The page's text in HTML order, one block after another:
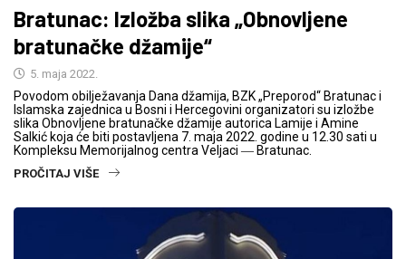
Bratunac: Izložba slika „Obnovljene
bratunačke džamije“
5. maja 2022.
Povodom obilježavanja Dana džamija, BZK „Preporod“ Bratunac i
Islamska zajednica u Bosni i Hercegovini organizatori su izložbe
slika Obnovljene bratunačke džamije autorica Lamije i Amine
Salkić koja će biti postavljena 7. maja 2022. godine u 12.30 sati u
Kompleksu Memorijalnog centra Veljaci ― Bratunac.
PROČITAJ VIŠE